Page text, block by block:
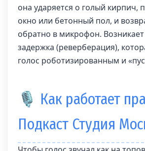
она ударяется о голый кирпич,
окно или бетонный пол, и
обратно в микрофон.
задержка (реверберация),
голос роботизированным и
🎙 Как работает
Подкаст Студия